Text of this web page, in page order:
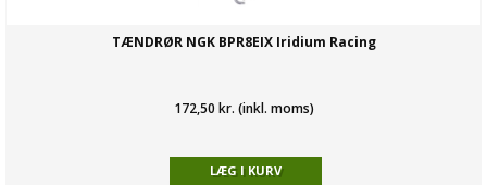
TÆNDRØR NGK BPR8EIX Iridium Racing
172,50 kr. (inkl. moms)